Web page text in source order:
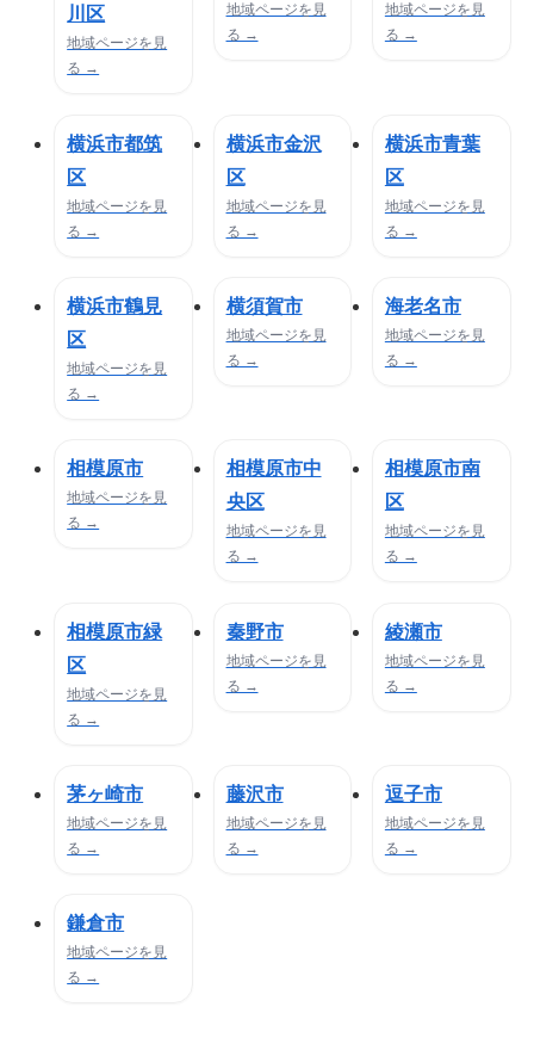
川区
地域ページを見
る →
地域ページを見
る →
地域ページを見
る →
横浜市都筑
区
地域ページを見
る →
横浜市金沢
区
地域ページを見
る →
横浜市青葉
区
地域ページを見
る →
横浜市鶴見
区
地域ページを見
る →
横須賀市
地域ページを見
る →
海老名市
地域ページを見
る →
相模原市
地域ページを見
る →
相模原市中
央区
地域ページを見
る →
相模原市南
区
地域ページを見
る →
相模原市緑
区
地域ページを見
る →
秦野市
地域ページを見
る →
綾瀬市
地域ページを見
る →
茅ヶ崎市
地域ページを見
る →
藤沢市
地域ページを見
る →
逗子市
地域ページを見
る →
鎌倉市
地域ページを見
る →